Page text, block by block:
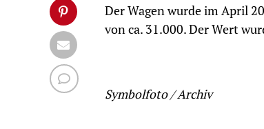
Der Wagen wurde im April
von ca. 31.000. Der Wert
Symbolfoto / Archiv